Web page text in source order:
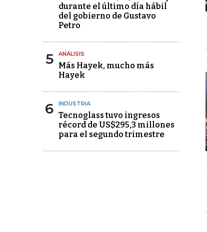
durante el último día hábil
del gobierno de Gustavo
Petro
5 ANÁLISIS
Más Hayek, mucho más
Hayek
6 INDUSTRIA
Tecnoglass tuvo ingresos
récord de US$295,3 millones
para el segundo trimestre